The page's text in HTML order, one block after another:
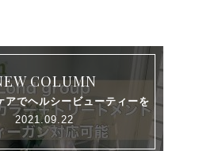
COLUMN
アでヘルシービューティーを
2021.09.22